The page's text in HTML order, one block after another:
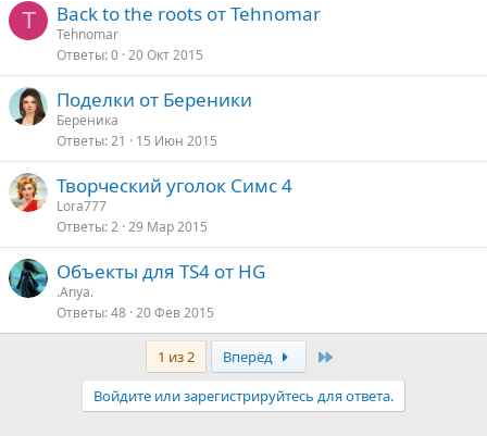
T Back to the roots от Tehnomar
Tehnomar
Ответы 0 20 Окт 2015
Поделки от Береники
Береника
Ответы 21 15 Июн 2015
Творческий уголок Симс 4
Lora777
Ответы 2 29 Мар 2015
Объекты для TS4 от HG
.Anya.
Ответы 48 20 Фев 2015
1 из 2 Вперёд
Войдите или зарегистрируйтесь для ответа.